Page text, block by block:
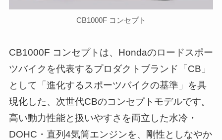
CB1000F コンセプト
CB1000F コンセプトは、Hondaのロードスポー
ツバイクを代表するプロダクトブランド「CB」
として「進化するスポーツバイクの基準」を具
現化した、次世代CBのコンセプトモデルです。
高い動力性能と扱いやすさを両立した水冷・
DOHC・直列4気筒エンジンを、剛性としなやか